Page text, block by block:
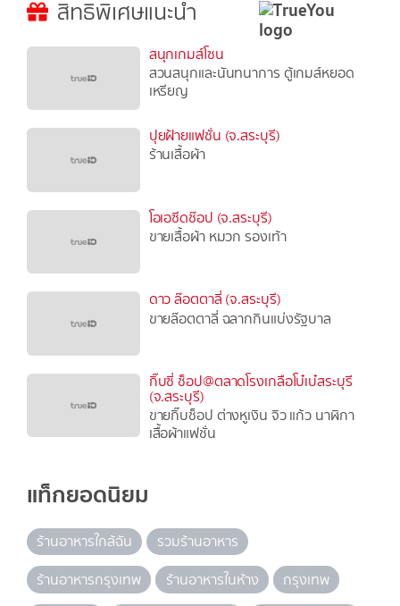
สิทธิพิเศษแนะนำ
สนุกเกมส์โซน
สวนสนุกและนันทนาการ ตู้เกมส์หยอด
เหรียญ
ปุยฝ้ายแฟชั่น (จ.สระบุรี)
ร้านเสื้อผ้า
โอเอซีดช๊อป (จ.สระบุรี)
ขายเสื้อผ้า หมวก รองเท้า
ดาว ล๊อตตาลี่ (จ.สระบุรี)
ขายล๊อตตาลี่ ฉลากกินแบ่งรัฐบาล
กิ๊บซี่ ช็อป@ตลาดโรงเกลือโบ๋เบ๋สระบุรี
(จ.สระบุรี)
ขายกิ๊บช็อป ต่างหูเงิน จิว แก้ว นาฬิกา
เสื้อผ้าแฟชั่น
แท็กยอดนิยม
ร้านอาหารใกล้ฉัน
รวมร้านอาหาร
ร้านอาหารกรุงเทพ
ร้านอาหารในห้าง
กรุงเทพ